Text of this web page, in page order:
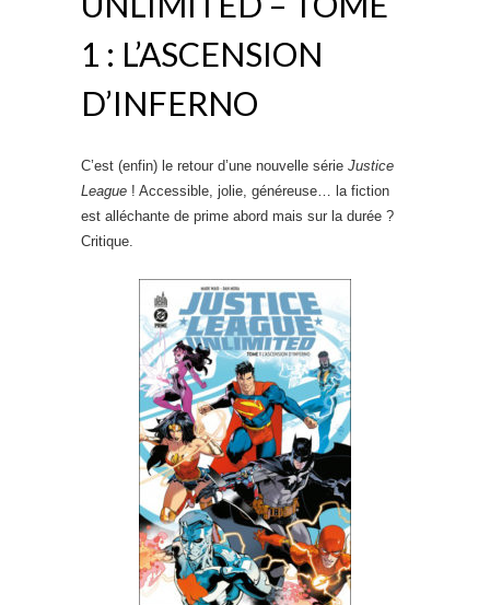
1 : L’ASCENSION
D’INFERNO
C’est (enfin) le retour d’une nouvelle série Justice
League ! Accessible, jolie, généreuse… la fiction
est alléchante de prime abord mais sur la durée ?
Critique.